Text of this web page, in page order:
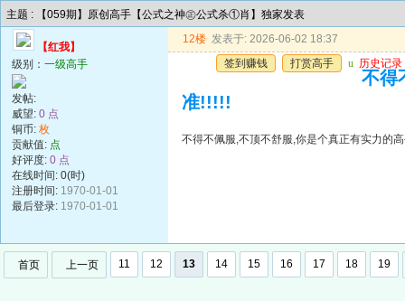
主题 : 【059期】原创高手【公式之神㊣公式杀①肖】独家发表
【红我】
级别： 一级高手
发帖:
威望: 0 点
铜币: 枚
贡献值: 点
好评度: 0 点
在线时间: 0(时)
注册时间: 1970-01-01
最后登录: 1970-01-01
12楼 发表于: 2026-06-02 18:37
签到赚钱
打赏高手 u 历史记录
不得
准!!!!!
不得不佩服,不顶不舒服,你是个真正有实力的
首页 上一页 11 12 13 14 15 16 17 18 19